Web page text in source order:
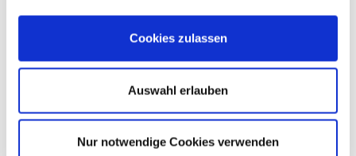
Cookies zulassen
Auswahl erlauben
Nur notwendige Cookies verwenden
Beschwerden wie Blähungen und
Reduzierung von Entzündungen
entzündungshemmend und tragen zur
Reduzierung von Entzündungen im Körper
bei.